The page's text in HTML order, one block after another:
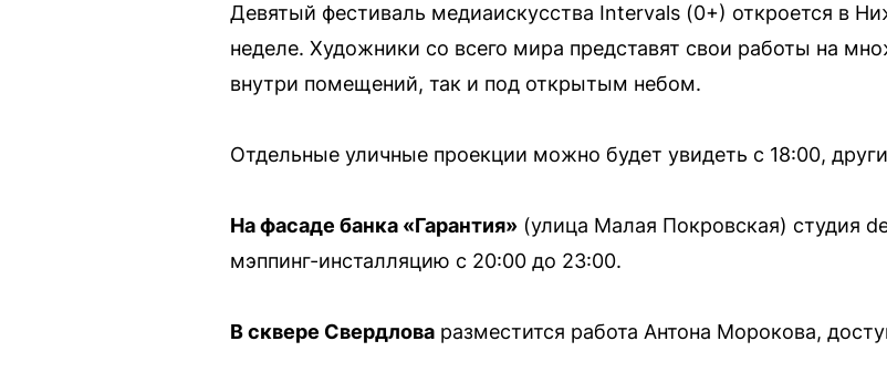
Девятый фестиваль медиаискусства Intervals (0+) откроется в
неделе. Художники со всего мира представят свои работы на
внутри помещений, так и под открытым небом.
Отдельные уличные проекции можно будет увидеть с 18:00,
На фасаде банка «Гарантия» (улица Малая Покровская) студия
мэппинг-инсталляцию с 20:00 до 23:00.
В сквере Свердлова разместится работа Антона Морокова,